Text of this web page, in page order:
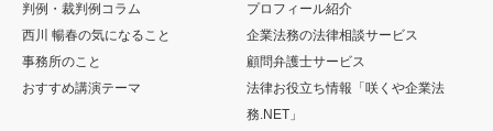
判例・裁判例コラム
西川 暢春の気になること
事務所のこと
おすすめ講演テーマ
プロフィール紹介
企業法務の法律相談サービス
顧問弁護士サービス
法律お役立ち情報「咲くや企業法
務.NET」